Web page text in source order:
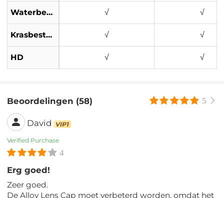
Waterbestendig √ √
Krasbestendig √ √
HD √ √
Beoordelingen (58) 5
David VIP1
Verified Purchase
4
Erg goed!
Zeer goed.
De Alloy Lens Cap moet verbeterd worden, omdat het